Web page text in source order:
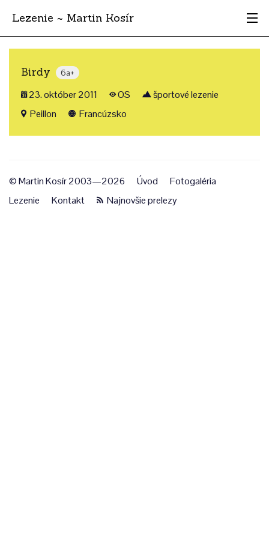
Lezenie ~ Martin Kosír
Najhodnotnejšie
Oblasti
Krajina
Štýl
Birdy 6a+
23. október 2011 OS
športové lezenie
Peillon
Francúzsko
© Martin Kosír 2003—2026 Úvod
Fotogaléria
Lezenie
Kontakt Najnovšie prelezy